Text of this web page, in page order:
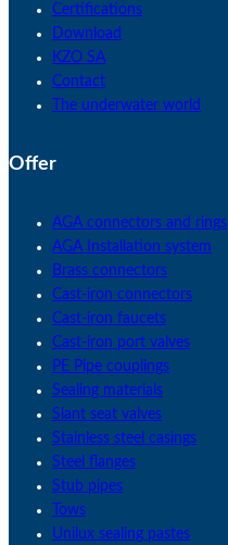
Certifications
Download
KZO SA
Contact
The underwater world
Offer
AGA connectors and rings
AGA Installation system
Brass connectors
Cast-iron connectors
Cast-iron faucets
Cast-iron port valves
PE Pipe couplings
Sealing materials
Slant seat valves
Stainless steel casings
Steel flanges
Stub pipes
Tows
Unilux sealing pastes